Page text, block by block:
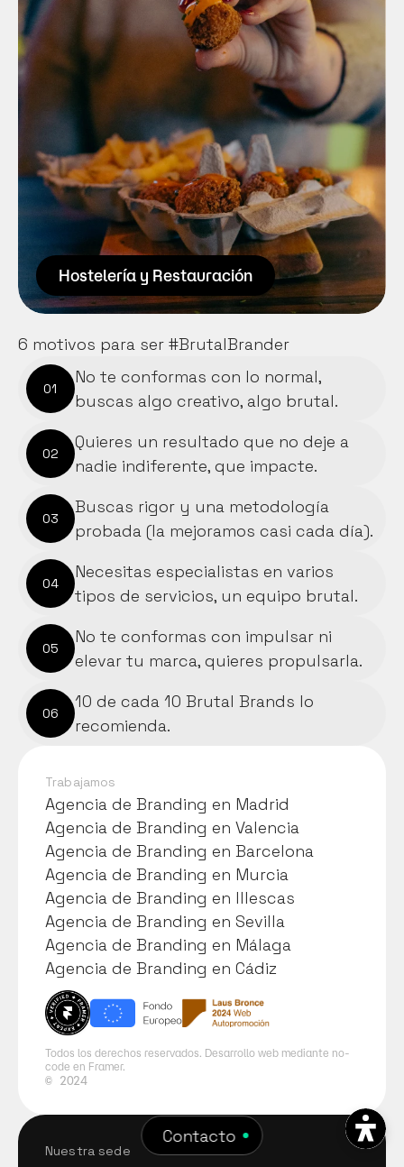
Hostelería y Restauración
seguramente estaban pensando en esto.
Radiales, soldaduras, grúas y demás
cosas super interesantes para los
amantes de Discovery. Nuestro reto
(pensamos que conseguido en la
mayoría de casos) es humanizar y dar
emoción a un sector donde las máquinas
suelen tener mucho protagonismo.
Saber más
6 motivos para ser #BrutalBrander
01
No te conformas con lo normal,
buscas algo creativo, algo brutal.
02
Quieres un resultado que no deje a
nadie indiferente, que impacte.
03
Buscas rigor y una metodología
probada (la mejoramos casi cada día).
04
Necesitas especialistas en varios
tipos de servicios, un equipo brutal.
05
No te conformas con impulsar ni
elevar tu marca, quieres propulsarla.
06
10 de cada 10 Brutal Brands lo
recomienda.
Nuestra sede
Trabajamos
Agencia de Branding en Madrid
Agencia de Branding en Madrid
Agencia de Branding en Valencia
Agencia de Branding en Valencia
Agencia de Branding en Barcelona
Agencia de Branding en Barcelona
Agencia de Branding en Murcia
Agencia de Branding en Murcia
Agencia de Branding en Illescas
Agencia de Branding en Illescas
Agencia de Branding en Sevilla
Agencia de Branding en Sevilla
Agencia de Branding en Málaga
Agencia de Branding en Málaga
Agencia de Branding en Cádiz
Agencia de Branding en Cádiz
Todos los derechos reservados. Desarrollo web mediante no-
code en Framer.
© 2024
Contacto